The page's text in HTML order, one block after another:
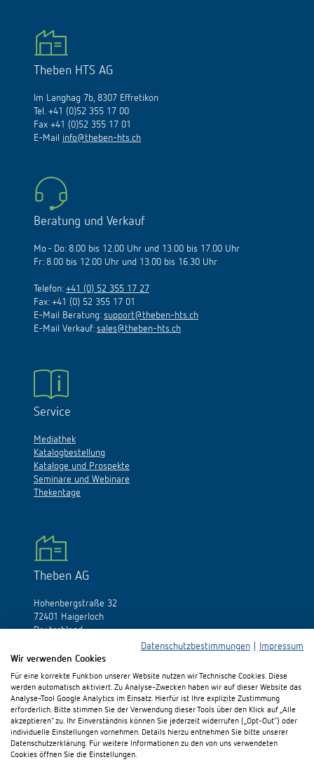
Theben HTS AG
Im Langhag 7b, 8307 Effretikon
Tel. +41 (0)52 355 17 00
Fax +41 (0)52 355 17 01
E-Mail info@theben-hts.ch
Beratung und Verkauf
Mo - Do: 8.00 bis 12.00 Uhr und 13.00 bis 17.00 Uhr
Fr: 8.00 bis 12.00 Uhr und 13.00 bis 16.30 Uhr
Telefon: +41 (0) 52 355 17 27
Fax: +41 (0) 52 355 17 01
E-Mail Beratung: support@theben-hts.ch
E-Mail Verkauf: sales@theben-hts.ch
Service
Mediathek
Katalogbestellung
Kataloge und Prospekte
Seminare und Webinare
Thekentage
Theben AG
Hohenbergstraße 32
72401 Haigerloch
Deutschland
+49 (0)74 74/692-0
E-Mail:info@theben.de
Datenschutzbestimmungen
Impressum
Wir verwenden Cookies
Für eine korrekte Funktion unserer Website nutzen wir Technische Cookies. Diese
werden automatisch aktiviert. Zu Analyse-Zwecken haben wir auf dieser Website das
Analyse-Tool Google Analytics im Einsatz. Hierfür ist Ihre explizite Zustimmung
erforderlich. Bitte stimmen Sie der Verwendung dieser Tools über den Klick auf „Alle
akzeptieren“ zu. Ihr Einverständnis können Sie jederzeit widerrufen („Opt-Out“) oder
individuelle Einstellungen vornehmen. Details hierzu entnehmen Sie bitte unserer
Datenschutzerklärung. Für weitere Informationen zu den von uns verwendeten
Cookies öffnen Sie die Einstellungen.